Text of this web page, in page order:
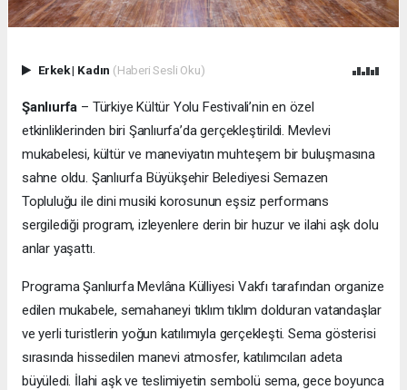
Erkek| Kadın (Haberi Sesli Oku)
Şanlıurfa – Türkiye Kültür Yolu Festivali’nin en özel
etkinliklerinden biri Şanlıurfa’da gerçekleştirildi. Mevlevi
mukabelesi, kültür ve maneviyatın muhteşem bir buluşmasına
sahne oldu. Şanlıurfa Büyükşehir Belediyesi Semazen
Topluluğu ile dini musiki korosunun eşsiz performans
sergilediği program, izleyenlere derin bir huzur ve ilahi aşk dolu
anlar yaşattı.
ProgramaŞanlıurfa Mevlâna Külliyesi Vakfı tarafından organize
edilen mukabele, semahaneyi tıklım tıklım dolduran vatandaşlar
ve yerli turistlerin yoğun katılımıyla gerçekleşti. Sema gösterisi
sırasında hissedilen manevi atmosfer, katılımcıları adeta
büyüledi. İlahi aşk ve teslimiyetin sembolü sema, gece boyunca